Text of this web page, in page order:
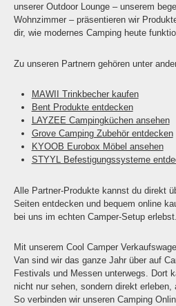
unserer Outdoor Lounge – unserem
Wohnzimmer – präsentieren wir
dir, wie modernes Camping heute
Zu unseren Partnern gehören unter
MAWII Trinkbecher kaufen
Bent Produkte entdecken
LAYZEE Campingküchen ansehen
Grove Camping Zubehör entdecken
KYOOB Eurobox Möbel ansehen
STYYL Befestigungssysteme
Alle Partner-Produkte kannst du direkt
Seiten entdecken und bequem online
bei uns im echten Camper-Setup erlebst.
Mit unserem Cool Camper
Van sind wir das ganze Jahr über auf
Festivals und Messen unterwegs. Dort
nicht nur sehen, sondern direkt erleben,
So verbinden wir unseren Camping